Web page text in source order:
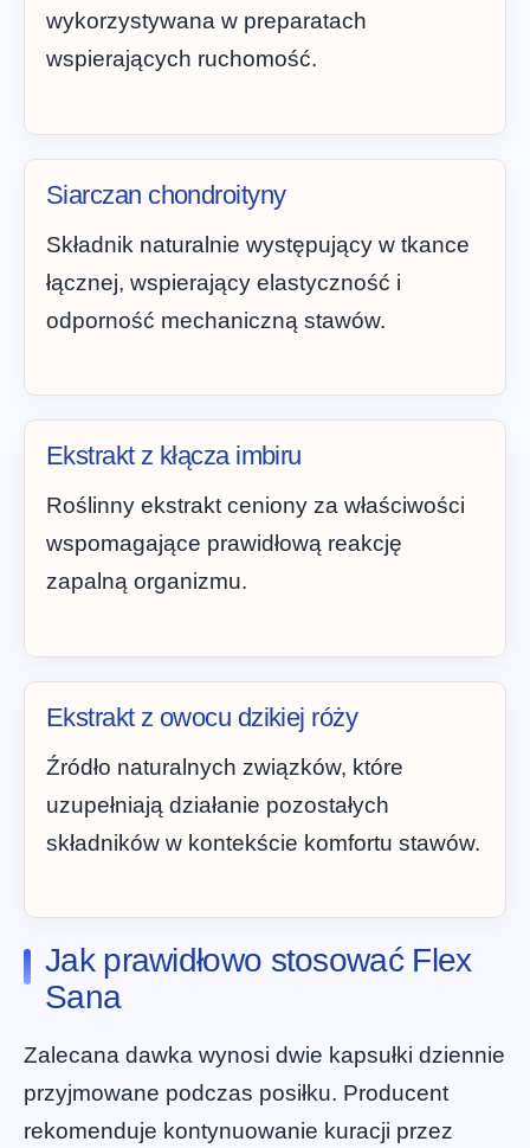
wykorzystywana w preparatach
wspierających ruchomość.
Siarczan chondroityny
Składnik naturalnie występujący w tkance
łącznej, wspierający elastyczność i
odporność mechaniczną stawów.
Ekstrakt z kłącza imbiru
Roślinny ekstrakt ceniony za właściwości
wspomagające prawidłową reakcję
zapalną organizmu.
Ekstrakt z owocu dzikiej róży
Źródło naturalnych związków, które
uzupełniają działanie pozostałych
składników w kontekście komfortu stawów.
Jak prawidłowo stosować Flex
Sana
Zalecana dawka wynosi dwie kapsułki dziennie
przyjmowane podczas posiłku. Producent
rekomenduje kontynuowanie kuracji przez